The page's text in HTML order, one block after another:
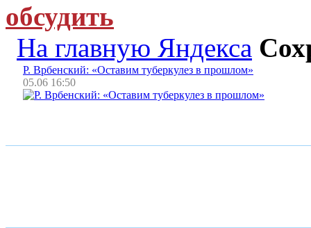
обсудить
На главную Яндекса
Р. Врбенский: «Оставим туберкулез в прошлом»
05.06 16:50